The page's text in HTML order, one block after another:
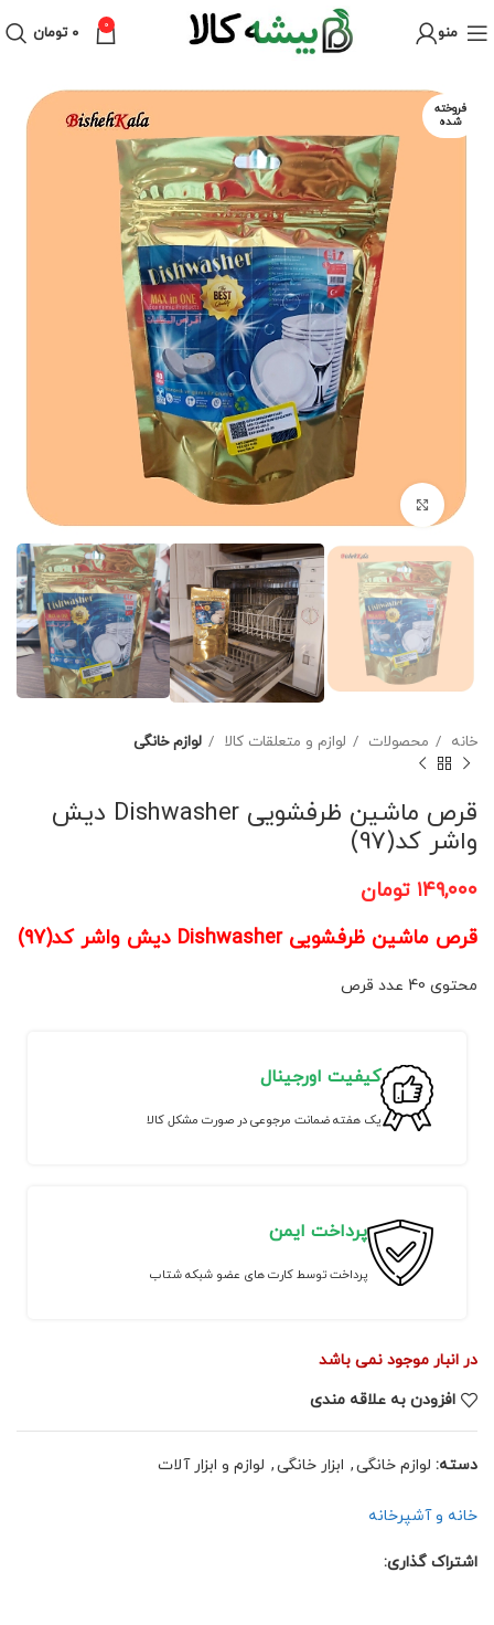
منو 0 ۰ تومان
فروخته
شده
برای بزرگنمایی کلیک کنید
خانه محصولات لوازم و متعلقات کالا لوازم خانگی
قرص ماشین ظرفشویی Dishwasher دیش
واشر کد(97)
۱۴۹,۰۰۰ تومان
قرص ماشین ظرفشویی Dishwasher دیش واشر کد(97)
محتوی 40 عدد قرص
کیفیت اورجینال
یک هفته ضمانت مرجوعی در صورت مشکل کالا
پرداخت ایمن
پرداخت توسط کارت های عضو شبکه شتاب
در انبار موجود نمی باشد
افزودن به علاقه مندی
دسته: لوازم خانگی, ابزار خانگی, لوازم و ابزار آلات
خانه و آشپرخانه
اشتراک گذاری: